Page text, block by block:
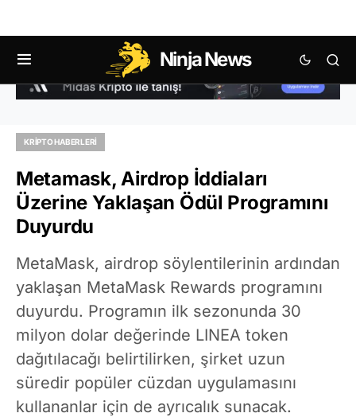
Ninja News
KRIPTO HABERLERI
Metamask, Airdrop İddiaları
Üzerine Yaklaşan Ödül Programını
Duyurdu
MetaMask, airdrop söylentilerinin ardından
yaklaşan MetaMask Rewards programını
duyurdu. Programın ilk sezonunda 30
milyon dolar değerinde LINEA token
dağıtılacağı belirtilirken, şirket uzun
süredir popüler cüzdan uygulamasını
kullananlar için de ayrıcalık sunacak.